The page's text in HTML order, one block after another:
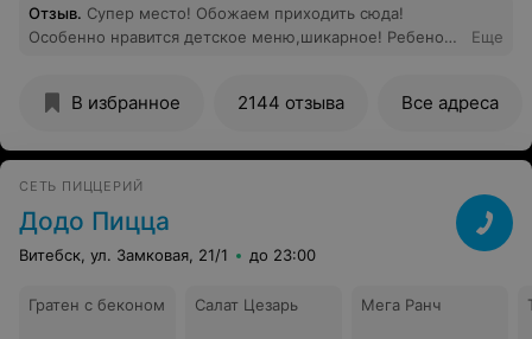
Отзыв. Супер место! Обожаем приходить сюда!
Особенно нравится детское меню,шикарное! Ребенок
Еще
В избранное 2144 отзыва Все адреса
СЕТЬ ПИЦЦЕРИЙ
Додо Пицца
Витебск, ул. Замковая, 21/1 до 23:00
Гратен с беконом Салат Цезарь Мега Ранч